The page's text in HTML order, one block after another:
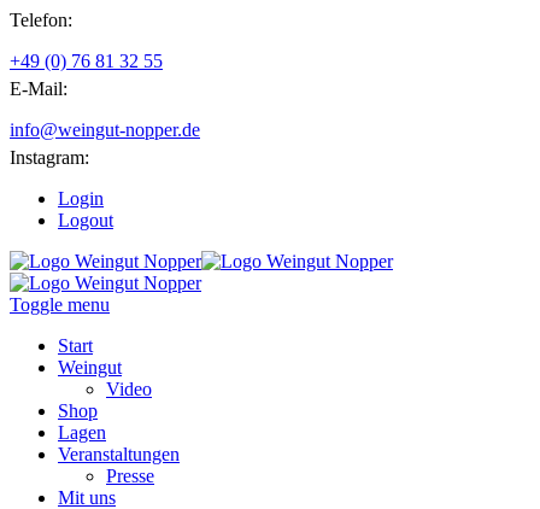
Telefon:
+49 (0) 76 81 32 55
E-Mail:
info@weingut-nopper.de
Instagram:
Login
Logout
Toggle menu
Start
Weingut
Video
Shop
Lagen
Veranstaltungen
Presse
Mit uns